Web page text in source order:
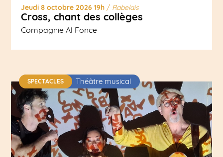
Jeudi 8 octobre 2026 19h/ Rabelais
Cross, chant des collèges
Compagnie Al Fonce
SPECTACLES Théâtre musical